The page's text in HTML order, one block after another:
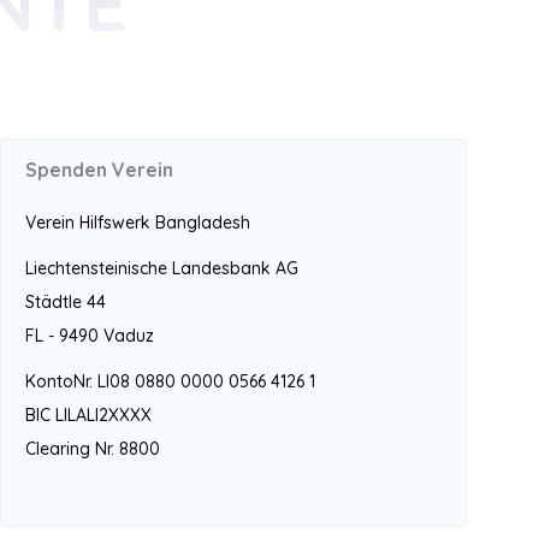
Spenden Verein
Verein Hilfswerk Bangladesh
Liechtensteinische Landesbank AG
Städtle 44
FL - 9490 Vaduz
KontoNr. LI08 0880 0000 0566 4126 1
BIC LILALI2XXXX
Clearing Nr. 8800